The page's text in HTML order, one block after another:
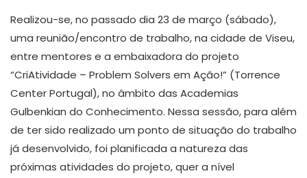
Realizou-se, no passado dia 23 de março (sábado),
uma reunião/encontro de trabalho, na cidade de Viseu,
entre mentores e a embaixadora do projeto
“CriAtividade – Problem Solvers em Ação!” (Torrence
Center Portugal), no âmbito das Academias
Gulbenkian do Conhecimento. Nessa sessão, para além
de ter sido realizado um ponto de situação do trabalho
já desenvolvido, foi planificada a natureza das
próximas atividades do projeto, quer a nível